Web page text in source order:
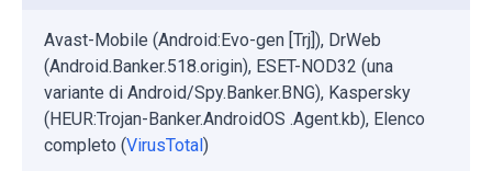
Avast-Mobile (Android:Evo-gen [Trj]), DrWeb
(Android.Banker.518.origin), ESET-NOD32 (una
variante di Android/Spy.Banker.BNG), Kaspersky
(HEUR:Trojan-Banker.AndroidOS .Agent.kb), Elenco
completo (VirusTotal)